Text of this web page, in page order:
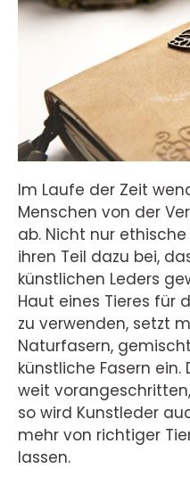
Im Laufe der Zeit
Menschen von der
ab. Nicht nur
ihren Teil dazu bei,
künstlichen Leders
Haut eines Tieres für
zu verwenden, setzt
Naturfasern,
künstliche Fasern ein.
weit
so wird Kunstleder
mehr von richtiger
lassen.